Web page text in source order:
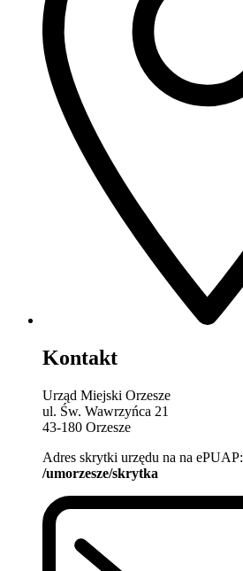
Kontakt
Urząd Miejski Orzesze
ul. Św. Wawrzyńca 21
43-180 Orzesze
Adres skrytki urzędu na na ePUAP:
/umorzesze/skrytka